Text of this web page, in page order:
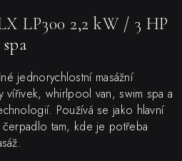
LP300 2,2 kW / 3 HP
jednorychlostní masážní
whirlpool van, swim spa a
Používá se jako hlavní
tam, kde je potřeba